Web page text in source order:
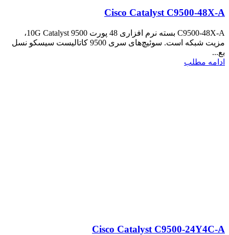
Cisco Catalyst C9500-48X-A
C9500-48X-A بسته نرم افزاری 48 پورت 10G Catalyst 9500،
مزیت شبکه است. سوئیچ‌های سری 9500 کاتالیست سیسکو نسل
بع...
ادامه مطلب
Cisco Catalyst C9500-24Y4C-A